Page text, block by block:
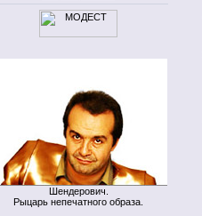
Шендерович.
Рыцарь непечатного образа.